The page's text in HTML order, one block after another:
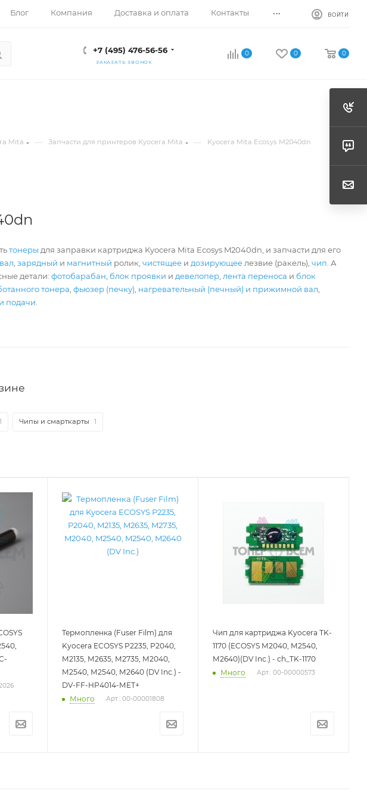
Блог Компания Доставка и оплата Контакты ... ВОЙТИ
+7 (495) 476-56-56
ЗАКАЗАТЬ ЗВОНОК
0 0 0
Mita — Запчасти для принтеров Kyocera Mita — Kyocera Mita Ecosys M2040dn
тонеры для заправки картриджа Kyocera Mita Ecosys M2040dn, и запчасти для его
,зарядный и магнитный ролик,чистящее и дозирующее лезвие (ракель),чип . А
детали:фотобарабан блок проявки и девелопер лента переноса и блок
тонера ,фьюзер (печку) нагревательный (печный) и прижимной вал
подачи
1 Чипы и смарткарты 1
Термопленка (Fuser Film) для
Kyocera ECOSYS P2235, P2040,
M2135, M2635, M2735, M2040,
M2540, M2540, M2640 (DV Inc.) -
DV-FF-HP4014-MET+
Много
Арт.: 00-00001808
Чип для картриджа Kyocera TK-
1170 (ECOSYS M2040, M2540,
M2640)(DV Inc.) - ch_TK-1170
Много
Арт.: 00-00000573